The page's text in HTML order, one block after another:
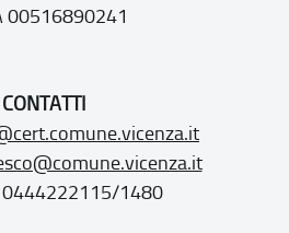
00516890241
CONTATTI
0444222115/1480